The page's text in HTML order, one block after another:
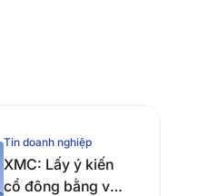
Tin doanh nghiệp
XMC: Lấy ý kiến
cổ đông bằng văn